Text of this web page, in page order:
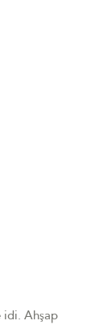
idi. Ahşap